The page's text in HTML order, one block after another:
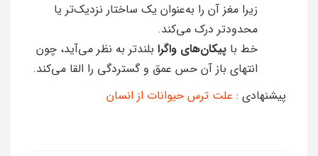
زیرا مغز آن را به‌عنوان یک ساختار نزدیک‌تر یا
محدودتر درک می‌کند.
خط با پیکان‌های واگرا بلندتر به نظر می‌آید، چون
انتهای باز آن حس عمق و گستردگی را القا می‌کند.
پیشنهادی : علت ترس حیوانات از انسان